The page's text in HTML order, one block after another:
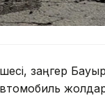
заңгер